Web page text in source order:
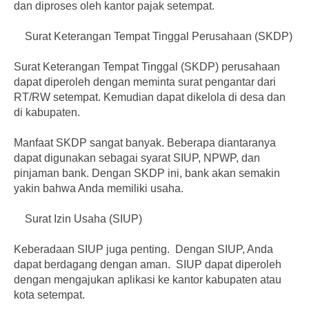
dan diproses oleh kantor pajak setempat.
Surat Keterangan Tempat Tinggal Perusahaan (SKDP)
Surat Keterangan Tempat Tinggal (SKDP) perusahaan
dapat diperoleh dengan meminta surat pengantar dari
RT/RW setempat. Kemudian dapat dikelola di desa dan
di kabupaten.
Manfaat SKDP sangat banyak. Beberapa diantaranya
dapat digunakan sebagai syarat SIUP, NPWP, dan
pinjaman bank. Dengan SKDP ini, bank akan semakin
yakin bahwa Anda memiliki usaha.
Surat Izin Usaha (SIUP)
Keberadaan SIUP juga penting. Dengan SIUP, Anda
dapat berdagang dengan aman. SIUP dapat diperoleh
dengan mengajukan aplikasi ke kantor kabupaten atau
kota setempat.